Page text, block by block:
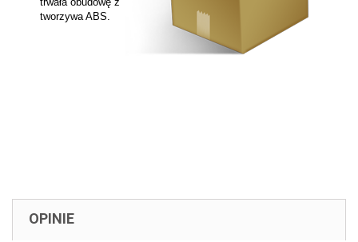
tworzywa ABS.
OPINIE